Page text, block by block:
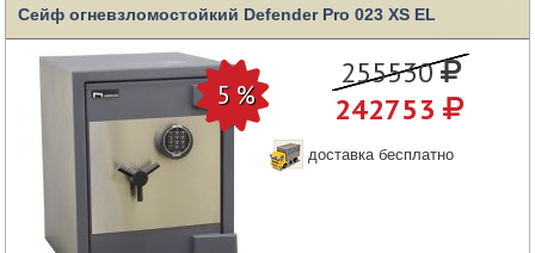
Сейф огневзломостойкий Defender Pro 023 XS EL
255530
242753
доставка бесплатно